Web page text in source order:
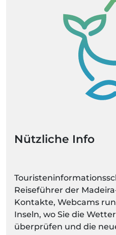
Nützliche Info
Reiseführer der
Kontakte, Webcams
Inseln, wo Sie die
überprüfen und die